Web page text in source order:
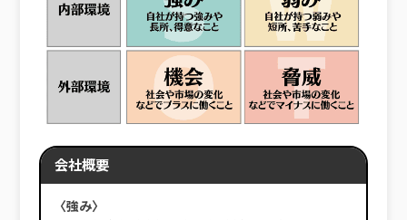
会社概要
〈強み〉